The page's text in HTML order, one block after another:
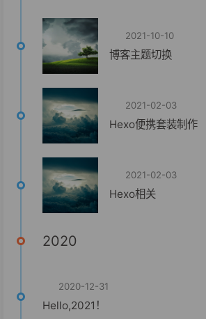
2021-10-10
博客主题切换
2021-02-03
Hexo便携套装制作
2021-02-03
Hexo相关
2020
2020-12-31
Hello,2021！